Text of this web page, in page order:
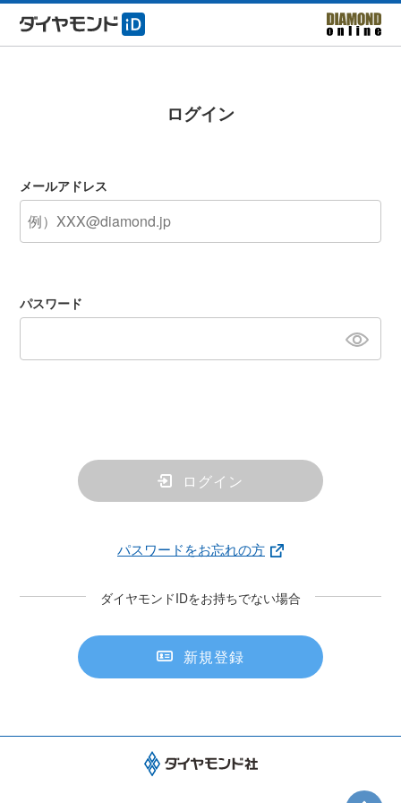
ログイン
メールアドレス
パスワード
ログイン
パスワードをお忘れの方
ダイヤモンドIDをお持ちでない場合
新規登録